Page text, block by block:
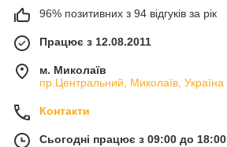
96% позитивних з 94 відгуків за рік
Працює з 12.08.2011
м. Миколаїв
пр.Центральний, Миколаїв, Україна
Контакти
Сьогодні працює з 09:00 до 18:00